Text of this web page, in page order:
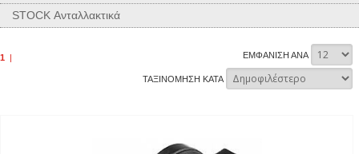
STOCK Ανταλλακτικά
1 | ΕΜΦΑΝΙΣΗ ΑΝΑ
ΤΑΞΙΝΟΜΗΣΗ ΚΑΤΑ